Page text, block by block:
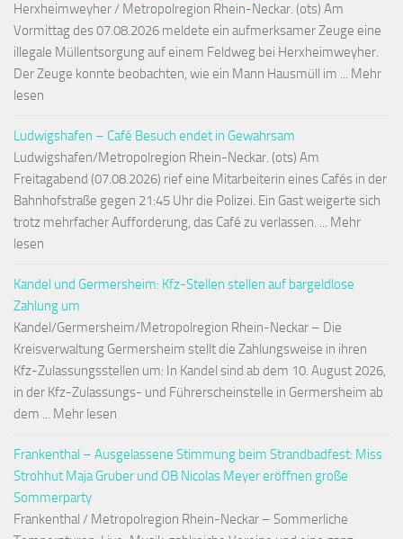
Herxheimweyher / Metropolregion Rhein-Neckar. (ots) Am
Vormittag des 07.08.2026 meldete ein aufmerksamer Zeuge eine
illegale Müllentsorgung auf einem Feldweg bei Herxheimweyher.
Der Zeuge konnte beobachten, wie ein Mann Hausmüll im ... Mehr
lesen
Ludwigshafen – Café Besuch endet in Gewahrsam
Ludwigshafen/Metropolregion Rhein-Neckar. (ots) Am
Freitagabend (07.08.2026) rief eine Mitarbeiterin eines Cafés in der
Bahnhofstraße gegen 21:45 Uhr die Polizei. Ein Gast weigerte sich
trotz mehrfacher Aufforderung, das Café zu verlassen. ... Mehr
lesen
Kandel und Germersheim: Kfz-Stellen stellen auf bargeldlose
Zahlung um
Kandel/Germersheim/Metropolregion Rhein-Neckar – Die
Kreisverwaltung Germersheim stellt die Zahlungsweise in ihren
Kfz-Zulassungsstellen um: In Kandel sind ab dem 10. August 2026,
in der Kfz-Zulassungs- und Führerscheinstelle in Germersheim ab
dem ... Mehr lesen
Frankenthal – Ausgelassene Stimmung beim Strandbadfest: Miss
Strohhut Maja Gruber und OB Nicolas Meyer eröffnen große
Sommerparty
Frankenthal / Metropolregion Rhein-Neckar – Sommerliche